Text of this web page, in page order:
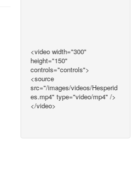
<video width="300"
height="150"
controls="controls">
<source
src="/images/videos/Hesperid
es.mp4" type="video/mp4" />
</video>